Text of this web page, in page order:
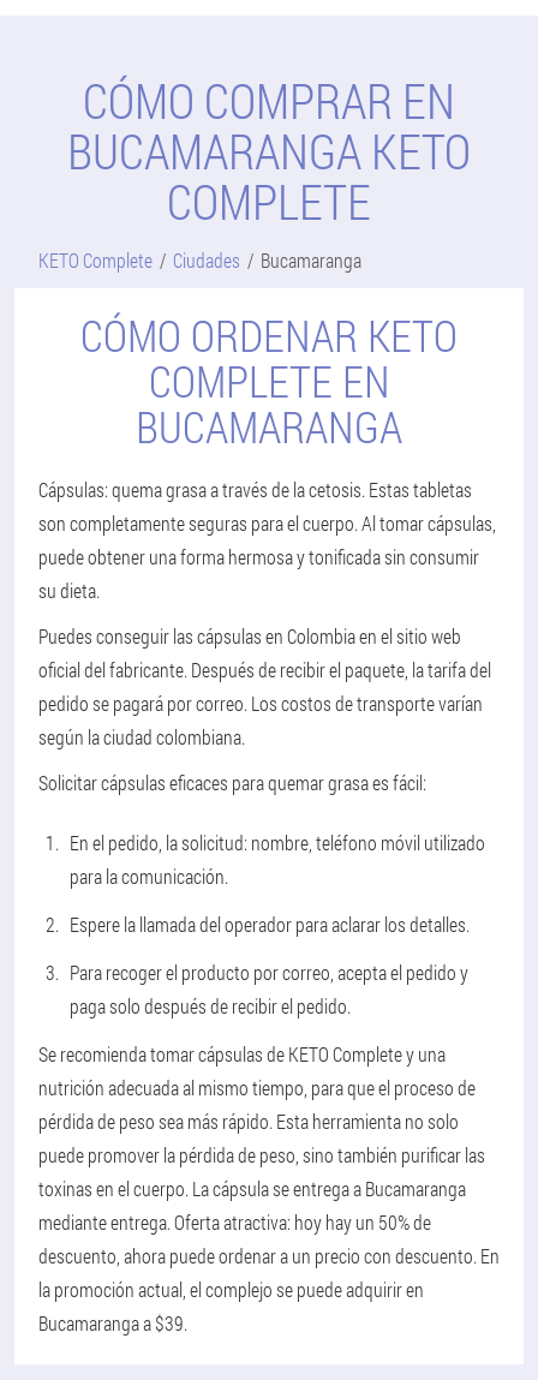
CÓMO COMPRAR EN
BUCAMARANGA KETO
COMPLETE
KETO Complete Ciudades Bucamaranga
CÓMO ORDENAR KETO
COMPLETE EN
BUCAMARANGA
Cápsulas: quema grasa a través de la cetosis. Estas tabletas
son completamente seguras para el cuerpo. Al tomar cápsulas,
puede obtener una forma hermosa y tonificada sin consumir
su dieta.
Puedes conseguir las cápsulas en Colombia en el sitio web
oficial del fabricante. Después de recibir el paquete, la tarifa del
pedido se pagará por correo. Los costos de transporte varían
según la ciudad colombiana.
Solicitar cápsulas eficaces para quemar grasa es fácil:
En el pedido, la solicitud: nombre, teléfono móvil utilizado
para la comunicación.
Espere la llamada del operador para aclarar los detalles.
Para recoger el producto por correo, acepta el pedido y
paga solo después de recibir el pedido.
Se recomienda tomar cápsulas de KETO Complete y una
nutrición adecuada al mismo tiempo, para que el proceso de
pérdida de peso sea más rápido. Esta herramienta no solo
puede promover la pérdida de peso, sino también purificar las
toxinas en el cuerpo. La cápsula se entrega a Bucamaranga
mediante entrega. Oferta atractiva: hoy hay un 50% de
descuento, ahora puede ordenar a un precio con descuento. En
la promoción actual, el complejo se puede adquirir en
Bucamaranga a $39.